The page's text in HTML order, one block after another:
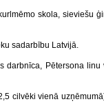
skola, sieviešu
sadarbību Latvijā.
Pētersona
cilvēki vienā